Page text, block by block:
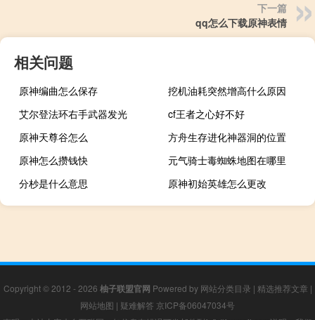
下一篇
qq怎么下载原神表情
相关问题
原神编曲怎么保存
挖机油耗突然增高什么原因
艾尔登法环右手武器发光
cf王者之心好不好
原神天尊谷怎么
方舟生存进化神器洞的位置
原神怎么攒钱快
元气骑士毒蜘蛛地图在哪里
分杪是什么意思
原神初始英雄怎么更改
Copyright © 2012 - 2026 柚子联盟官网 Powered by 网站分类目录 | 精选推荐文章 |
网站地图 | 疑难解答 京ICP备06047034号